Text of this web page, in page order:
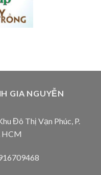
GIA NGUYỄN
Đô Thị Vạn Phúc, P.
HCM